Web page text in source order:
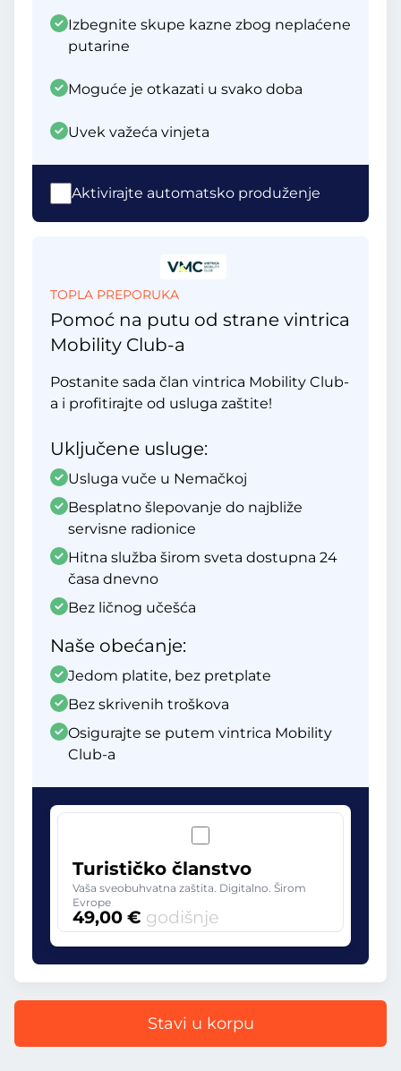
Izbegnite skupe kazne zbog neplaćene
putarine
Moguće je otkazati u svako doba
Uvek važeća vinjeta
Aktivirajte automatsko produženje
TOPLA PREPORUKA
Pomoć na putu od strane vintrica
Mobility Club-a
Postanite sada član vintrica Mobility Club-
a i profitirajte od usluga zaštite!
Uključene usluge:
Usluga vuče u Nemačkoj
Besplatno šlepovanje do najbliže
servisne radionice
Hitna služba širom sveta dostupna 24
časa dnevno
Bez ličnog učešća
Naše obećanje:
Jedom platite, bez pretplate
Bez skrivenih troškova
Osigurajte se putem vintrica Mobility
Club-a
Turističko članstvo
Vaša sveobuhvatna zaštita. Digitalno. Širom
Evrope
49,00 € godišnje
Stavi u korpu